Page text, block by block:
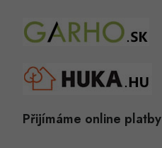
Přijímáme online platby